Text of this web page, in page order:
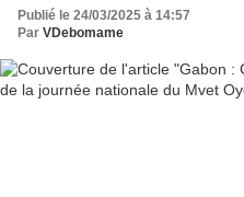
Publié le 24/03/2025 à 14:57
Par VDebomame